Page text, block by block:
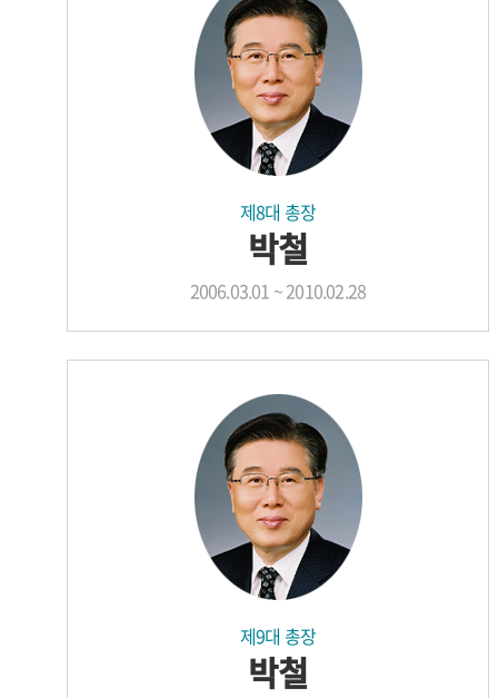
제8대 총장
박철
2006.03.01 ~ 2010.02.28
제9대 총장
박철